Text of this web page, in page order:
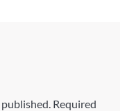
Required